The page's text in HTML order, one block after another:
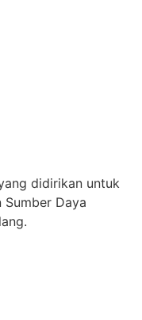
didirikan untuk
Sumber Daya